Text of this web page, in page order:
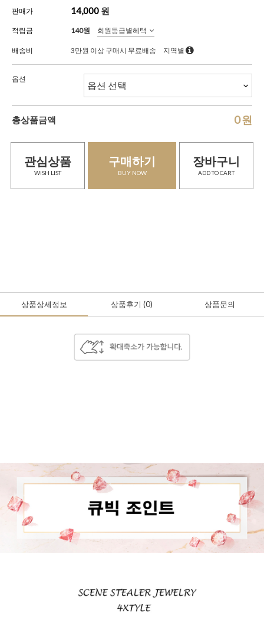
판매가 14,000 원
적립금 140원 회원등급별혜택
배송비 3만원 이상 구매시 무료배송 지역별
옵션
총상품금액 0원
관심상품
WISH LIST
구매하기
BUY NOW
장바구니
ADD TO CART
상품상세정보 상품후기 (0) 상품문의